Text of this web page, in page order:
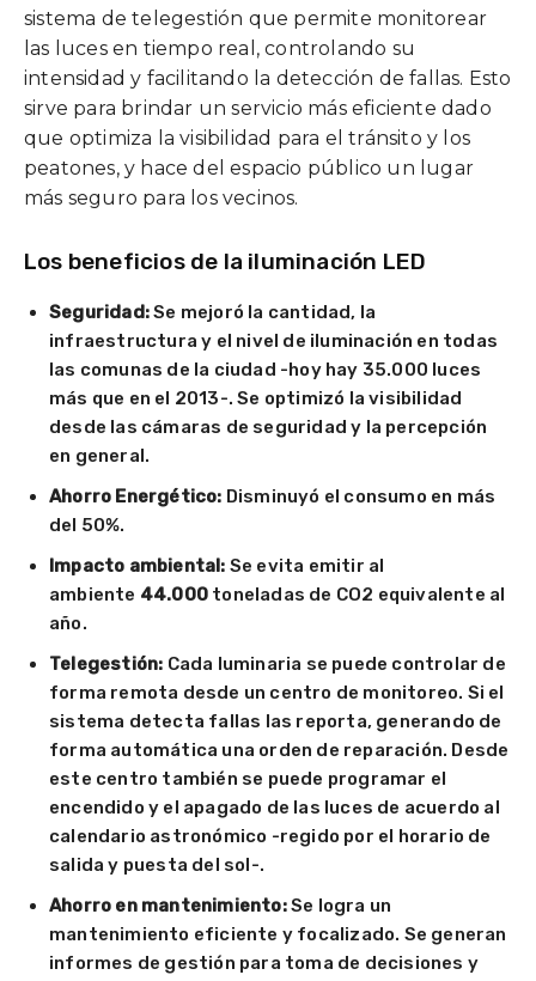
sistema de telegestión que permite monitorear
las luces en tiempo real, controlando su
intensidad y facilitando la detección de fallas. Esto
sirve para brindar un servicio más eficiente dado
que optimiza la visibilidad para el tránsito y los
peatones, y hace del espacio público un lugar
más seguro para los vecinos.
Los beneficios de la iluminación LED
Seguridad:Se mejoró la cantidad, la
infraestructura y el nivel de iluminación en todas
las comunas de la ciudad -hoy hay 35.000 luces
más que en el 2013-. Se optimizó la visibilidad
desde las cámaras de seguridad y la percepción
en general.
Ahorro Energético: Disminuyó el consumo en más
del 50%.
Impacto ambiental: Se evita emitir al
ambiente 44.000 toneladas de CO2 equivalente al
año.
Telegestión: Cada luminaria se puede controlar de
forma remota desde un centro de monitoreo. Si el
sistema detecta fallas las reporta, generando de
forma automática una orden de reparación. Desde
este centro también se puede programar el
encendido y el apagado de las luces de acuerdo al
calendario astronómico -regido por el horario de
salida y puesta del sol-.
Ahorro en mantenimiento:Se logra un
mantenimiento eficiente y focalizado. Se generan
informes de gestión para toma de decisiones y